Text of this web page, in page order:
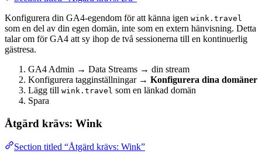
Konfigurera din GA4-egendom för att känna igen wink.travel
som en del av din egen domän, inte som en extern hänvisning. Detta
talar om för GA4 att sy ihop de två sessionerna till en kontinuerlig
gästresa.
GA4 Admin → Data Streams → din stream
Konfigurera tagginställningar → Konfigurera dina domäner
Lägg till wink.travel som en länkad domän
Spara
Åtgärd krävs: Wink
Section titled “Åtgärd krävs: Wink”